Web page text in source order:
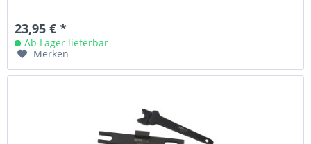
23,95 € *
Ab Lager lieferbar
Merken